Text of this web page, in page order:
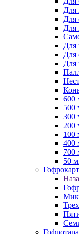
Для
Для
Для
Для
Для
Для
600
500
300
200
100
400
700
50